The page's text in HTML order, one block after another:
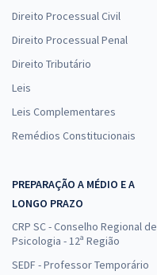
Direito Processual Civil
Direito Processual Penal
Direito Tributário
Leis
Leis Complementares
Remédios Constitucionais
PREPARAÇÃO A MÉDIO E A
LONGO PRAZO
CRP SC - Conselho Regional de
Psicologia - 12ª Região
SEDF - Professor Temporário